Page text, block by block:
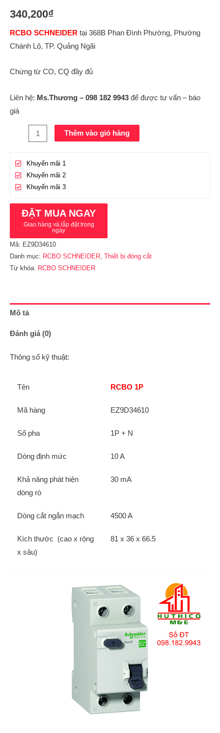
340,200₫
RCBO SCHNEIDER tại 368B Phan Đình Phường, Phường
Chánh Lộ, TP. Quảng Ngãi
Chứng từ CO, CQ đầy đủ
Liên hệ: Ms.Thương – 098 182 9943 để được tư vấn – báo
giá
Thêm vào giỏ hàng
Khuyến mãi 1
Khuyến mãi 2
Khuyến mãi 3
ĐẶT MUA NGAY
Giao hàng và lắp đặt trong
ngày
Mã: EZ9D34610
Danh mục: RCBO SCHNEIDER, Thiết bị đóng cắt
Từ khóa: RCBO SCHNEIDER
Mô tả
Đánh giá (0)
Thông số kỹ thuật:
Tên RCBO 1P
Mã hàng EZ9D34610
Số pha 1P + N
Dòng định mức 10 A
Khả năng phát hiện
dòng rò
30 mA
Dòng cắt ngắn mạch 4500 A
Kích thước (cao x rộng
x sâu)
81 x 36 x 66.5